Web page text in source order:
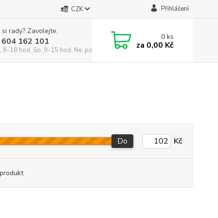
CZK Přihlášení
rady? Zavolejte.
162 101
8-18 hod. So, 9-15 hod. Ne, po domluvě)
0ks
za 0,00 Kč
Do Kč